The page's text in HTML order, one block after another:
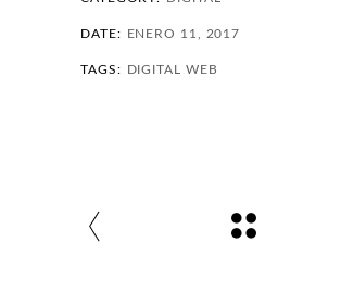
DATE: ENERO 11, 2017
TAGS: DIGITAL WEB